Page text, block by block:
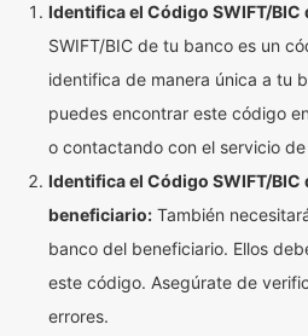
Identifica el Código SWIFT/BIC
SWIFT/BIC de tu banco es un
identifica de manera única a tu
puedes encontrar este código
o contactando con el servicio
Identifica el Código SWIFT/BIC
beneficiario: También
banco del beneficiario. Ellos
este código. Asegúrate de
errores.